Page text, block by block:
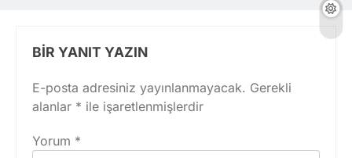
BIR YANIT YAZIN
E-posta adresiniz yayınlanmayacak. Gerekli
alanlar * ile işaretlenmişlerdir
Yorum *